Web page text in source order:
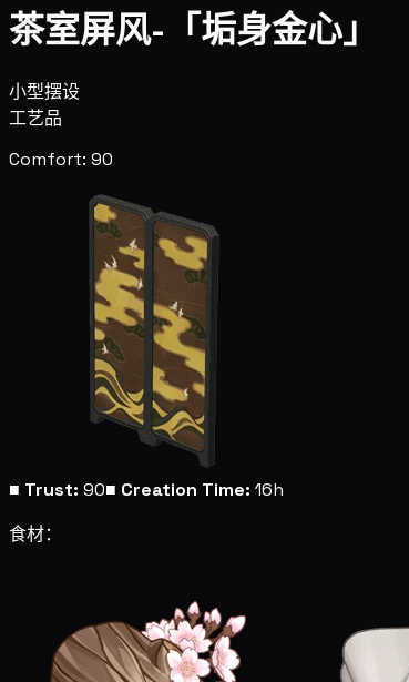
茶室屏风-「垢身金心」
小型摆设
工艺品
Comfort: 90
■ Trust: 90■ Creation Time: 16h
食材：